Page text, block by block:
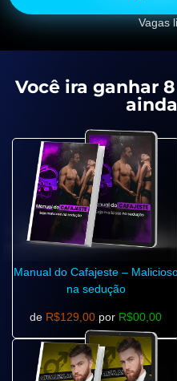
Vagas
Você ira ganhar
Manual do Cafajeste –
na sedução
de R$129,00 por R$00,00